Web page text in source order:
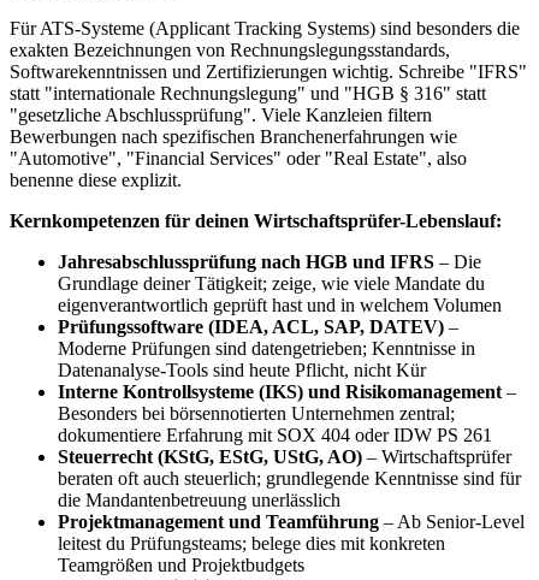
Für ATS-Systeme (Applicant Tracking Systems) sind besonders die
exakten Bezeichnungen von Rechnungslegungsstandards,
Softwarekenntnissen und Zertifizierungen wichtig. Schreibe "IFRS"
statt "internationale Rechnungslegung" und "HGB § 316" statt
"gesetzliche Abschlussprüfung". Viele Kanzleien filtern
Bewerbungen nach spezifischen Branchenerfahrungen wie
"Automotive", "Financial Services" oder "Real Estate", also
benenne diese explizit.
Kernkompetenzen für deinen Wirtschaftsprüfer-Lebenslauf:
Jahresabschlussprüfung nach HGB und IFRS – Die
Grundlage deiner Tätigkeit; zeige, wie viele Mandate du
eigenverantwortlich geprüft hast und in welchem Volumen
Prüfungssoftware (IDEA, ACL, SAP, DATEV) –
Moderne Prüfungen sind datengetrieben; Kenntnisse in
Datenanalyse-Tools sind heute Pflicht, nicht Kür
Interne Kontrollsysteme (IKS) und Risikomanagement –
Besonders bei börsennotierten Unternehmen zentral;
dokumentiere Erfahrung mit SOX 404 oder IDW PS 261
Steuerrecht (KStG, EStG, UStG, AO) – Wirtschaftsprüfer
beraten oft auch steuerlich; grundlegende Kenntnisse sind für
die Mandantenbetreuung unerlässlich
Projektmanagement und Teamführung – Ab Senior-Level
leitest du Prüfungsteams; belege dies mit konkreten
Teamgrößen und Projektbudgets